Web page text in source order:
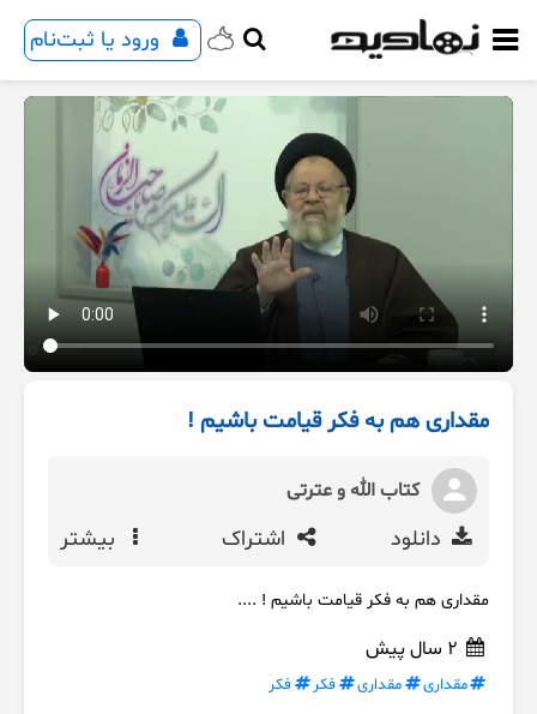
ورود یا ثبت‌نام
مقداری هم به فکر قیامت باشیم !
کتاب الله و عترتی
دانلود اشتراک بیشتر
مقداری هم به فکر قیامت باشیم ! ....
مقداری مقداری فکر فکر